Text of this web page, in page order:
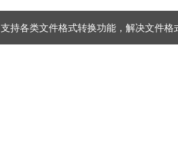
支持各类文件格式转换功能，解决文件